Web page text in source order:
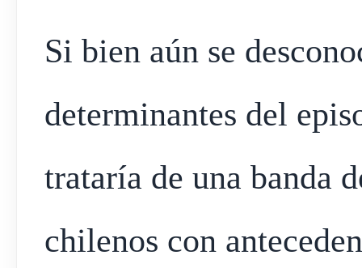
Si bien aún se
determinantes del
trataría de una banda
chilenos con